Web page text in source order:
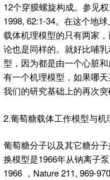
12个穿膜螺旋构成。参见
1998, 62:1-34。在这个地
载体机理模型的只有两家
论也是同样的。就好比哺
型，因为都是由一个心脏
有一个机理模型，如果哪
我们的研究基础上的再次突
2.葡萄糖载体工作模型与机
葡萄糖分子以及其它糖分
换模型是1966年从钠离子
1966 ，Nature 211, 969-